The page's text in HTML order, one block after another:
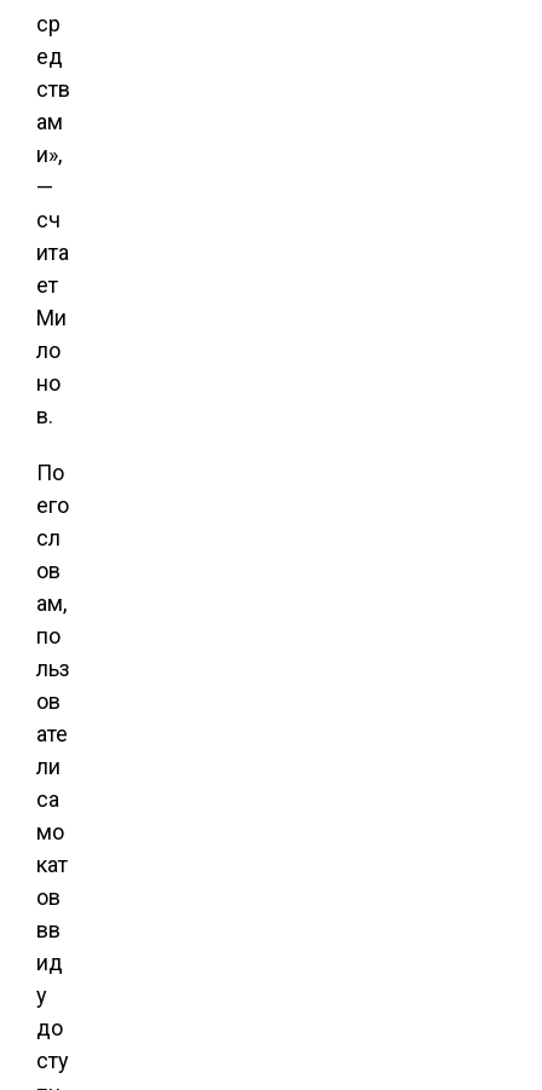
ср
ед
ств
ам
и»,
—
сч
ита
ет
Ми
ло
но
в.
По
его
сл
ов
ам,
по
льз
ов
ате
ли
са
мо
кат
ов
вв
ид
у
до
сту